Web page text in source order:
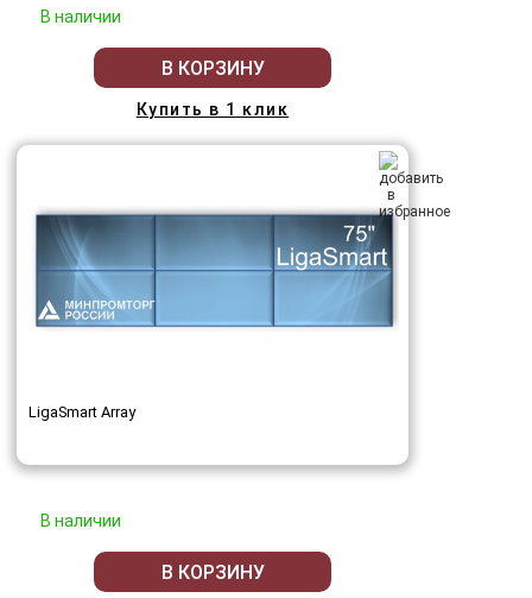
В наличии
В КОРЗИНУ
Купить в 1 клик
LigaSmart Array
В наличии
В КОРЗИНУ